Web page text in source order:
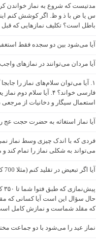
مدتیست که شروع به نماز خواندن
س یا ض با ذ و ظ. اگر کوشش کنم
باطل است؟ تکلیف نمازهایی که قبل
آیا می‌شود بین دو سجده فقط
آیا مردان می‌توانند در نمازهای
استعمال سیگار و دخانیات از
آیا نماز استغاثه به حضرت حجت
فردی که با اندک چیزی وسط نماز
می‌تواند به شکلی نماز را تمام کند
آیا اگر تبعیض در تقلید کنم (مثلا 700 کیلومتر را مسافت شرعی بدانم) می‌توانم دوباره به همان فتوای 45 کیلومتر برگردم؟
حال سؤال این است آیا کسانی که
که مقلد شماست و نمازش کامل است
نماز عید را می‌شود با دو جماعت